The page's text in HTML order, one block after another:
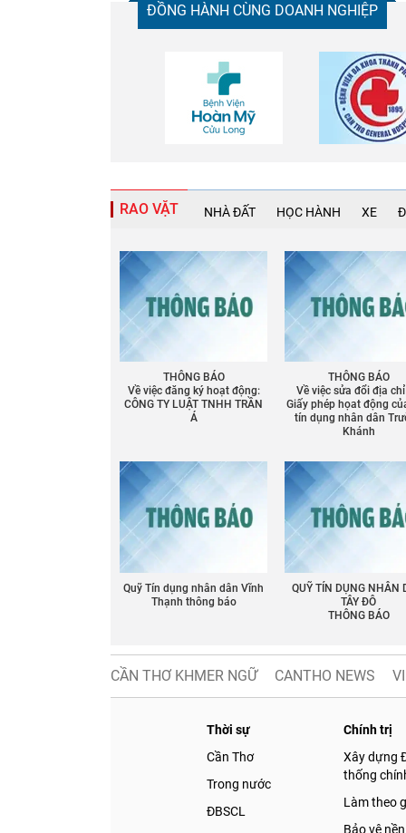
ĐỒNG HÀNH CÙNG DOANH NGHIỆP
RAO VẶT NHÀ ĐẤT HỌC HÀNH XE
THÔNG BÁO
Về việc đăng ký hoạt động:
CÔNG TY LUẬT TNHH TRẦN
Á
THÔNG BÁO
Về việc sửa đổi địa
Giấy phép họat động
tín dụng nhân dân
Khánh
Quỹ Tín dụng nhân dân Vĩnh
Thạnh thông báo
QUỸ TÍN DỤNG NHÂN
TÂY ĐÔ
THÔNG BÁO
CẦN THƠ KHMER NGỮ CANTHO NEWS
Thời sự
Cần Thơ
Trong nước
ĐBSCL
Chính trị
Xây dựng
thống
Làm theo
Bảo vệ